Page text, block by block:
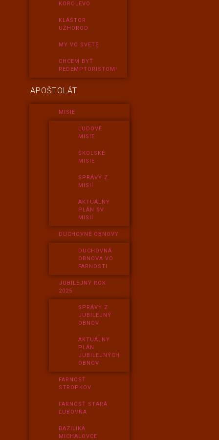
KOROLEVO
KLÁŠTOR
UŽHOROD
MY VO SVETE
CHCEM BYŤ
REDEMPTORISTOM!
APOŠTOLÁT
MISIE
ĽUDOVÉ
MISIE
ŠKOLSKÉ
MISIE
SPRÁVY Z
MISIÍ
AKTUÁLNY
PLÁN SV.
MISIÍ
DUCHOVNÉ OBNOVY
DUCHOVNÁ
OBNOVA VO
FARNOSTI
JUBILEJNÝ ROK
2025
SPRÁVY Z
JUBILEJNÝ
OBNOV
AKTUÁLNY
PLÁN
JUBILEJNÝCH
OBNOV
FARNOSŤ
STROPKOV
FARNOSŤ STARÁ
ĽUBOVŇA
BAZILIKA
MICHALOVCE